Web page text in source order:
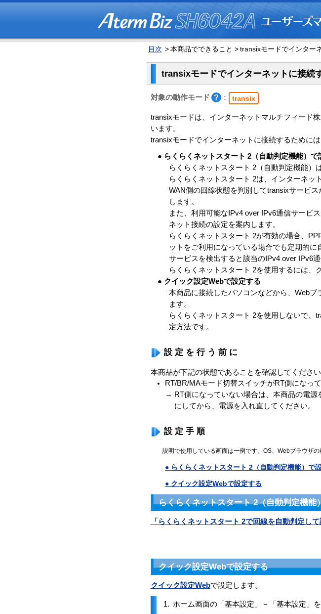
目次 >本商品でできること >transixモードでインター
transixモードでインターネットに接続
対象の動作モード ： transix
transixモードは、インターネットマルチフィード
います。
transixモードでインターネットに接続するためには
● らくらくネットスタート 2（自動判定機能）で
らくらくネットスタート 2（自動判定機能）
らくらくネットスタート 2は、インターネッ
WAN側の回線状態を判別してtransixサービ
します。
また、利用可能なIPv4 over IPv6通信サービ
ネット接続の設定を案内します。
らくらくネットスタート 2が有効の場合、
ットをご利用になっている場合でも定期的
サービスを検出すると該当のIPv4 over IPv6
らくらくネットスタート 2を使用するには、
● クイック設定Webで設定する
本商品に接続したパソコンなどから、Web
ます。
らくらくネットスタート 2を使用しないで、
定方法です。
設定を行う前に
本商品が下記の状態であることを確認してください
RT/BR/MAモード切替スイッチがRT側になって
→ RT側になっていない場合は、本商品の電源
にしてから、電源を入れ直してください。
設定手順
説明で使用している画面は一例です。OS、Webブラウザ
● らくらくネットスタート 2（自動判定機能）で
● クイック設定Webで設定する
らくらくネットスタート 2（自動判定機能
「らくらくネットスタート 2で回線を自動判定して
クイック設定Webで設定する
クイック設定Webで設定します。
1. ホーム画面の「基本設定」－「基本設定」を